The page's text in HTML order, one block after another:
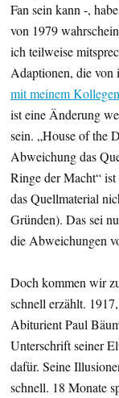
Fan sein kann -,
von 1979
ich teilweise
Adaptionen, die
mit meinem
ist eine Änderung
sein. „House of the
Abweichung das
Ringe der Macht“
das Quellmaterial
Gründen). Das sei
die Abweichungen
Doch kommen wir
schnell erzählt.
Abiturient Paul
Unterschrift seiner
dafür. Seine
schnell. 18 Monate